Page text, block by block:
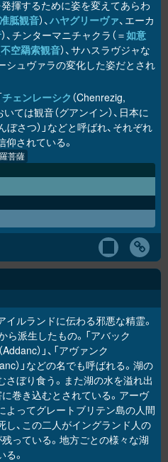
揮するために姿を変えてあらわ
准胝観音）、ハヤグリーヴァ、エーカ
）、チンターマニチャクラ（＝如意
不空羂索観音）、サハスラヴジャな
シュヴァラの変化した姿だとされ
チェンレーシク （Chenrezig,
ては観音（グアンイン）、日本に
ぼさつ）」などと呼ばれ、それぞれ
されている。
菩薩
ルランドに伝わる邪悪な精霊。
ら派生したもの。「アバック
Addanc）」、「アヴァンク
）」などの名でも呼ばれる。湖の
ぼり食う。また湖の水を溢れ出
巻き込むとされている。アーヴ
よってグレートブリテン島の人間
、この二人がイングランド人の
っている。地方ごとの様々な湖
。